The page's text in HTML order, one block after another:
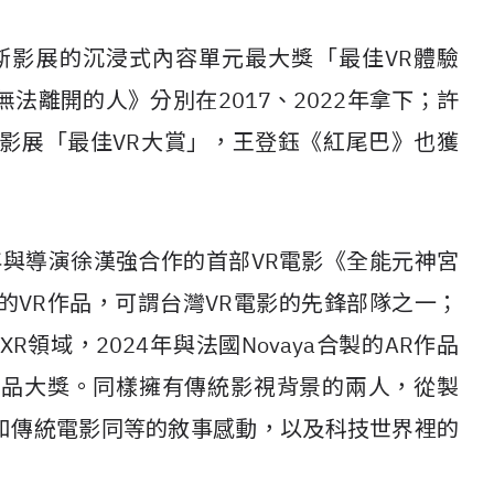
展的沉浸式內容單元最大獎「最佳VR體驗
法離開的人》分別在2017 、 2022年拿下；許
展「最佳VR大賞」，王登鈺《紅尾巴》也獲
導演徐漢強合作的首部VR電影《全能元神宮
VR作品，可謂台灣VR電影的先鋒部隊之一；
XR領域， 2024年與法國Novaya合製的AR作品
大獎。同樣擁有傳統影視背景的兩人，從製
傳統電影同等的敘事感動，以及科技世界裡的